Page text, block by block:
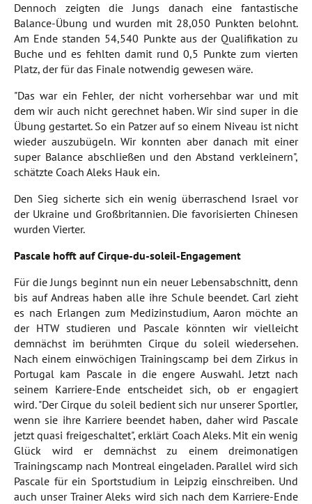
Dennoch zeigten die Jungs danach eine fantastische
Balance-Übung und wurden mit 28,050 Punkten belohnt.
Am Ende standen 54,540 Punkte aus der Qualifikation zu
Buche und es fehlten damit rund 0,5 Punkte zum vierten
Platz, der für das Finale notwendig gewesen wäre.
"Das war ein Fehler, der nicht vorhersehbar war und mit
dem wir auch nicht gerechnet haben. Wir sind super in die
Übung gestartet. So ein Patzer auf so einem Niveau ist nicht
wieder auszubügeln. Wir konnten aber danach mit einer
super Balance abschließen und den Abstand verkleinern",
schätzte Coach Aleks Hauk ein.
Den Sieg sicherte sich ein wenig überraschend Israel vor
der Ukraine und Großbritannien. Die favorisierten Chinesen
wurden Vierter.
Pascale hofft auf Cirque-du-soleil-Engagement
Für die Jungs beginnt nun ein neuer Lebensabschnitt, denn
bis auf Andreas haben alle ihre Schule beendet. Carl zieht
es nach Erlangen zum Medizinstudium, Aaron möchte an
der HTW studieren und Pascale könnten wir vielleicht
demnächst im berühmten Cirque du soleil wiedersehen.
Nach einem einwöchigen Trainingscamp bei dem Zirkus in
Portugal kam Pascale in die engere Auswahl. Jetzt nach
seinem Karriere-Ende entscheidet sich, ob er engagiert
wird. "Der Cirque du soleil bedient sich nur unserer Sportler,
wenn sie ihre Karriere beendet haben, daher wird Pascale
jetzt quasi freigeschaltet", erklärt Coach Aleks. Mit ein wenig
Glück wird er demnächst zu einem dreimonatigen
Trainingscamp nach Montreal eingeladen. Parallel wird sich
Pascale für ein Sportstudium in Leipzig einschreiben. Und
auch unser Trainer Aleks wird sich nach dem Karriere-Ende